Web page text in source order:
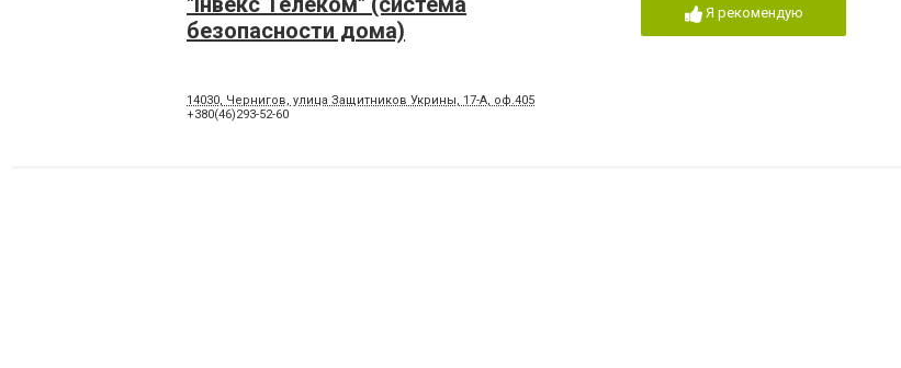
безопасности дома)
14030, Чернигов, улица Защитников Укрины, 17-А, оф.405
+380(46)293-52-60
Я рекомендую